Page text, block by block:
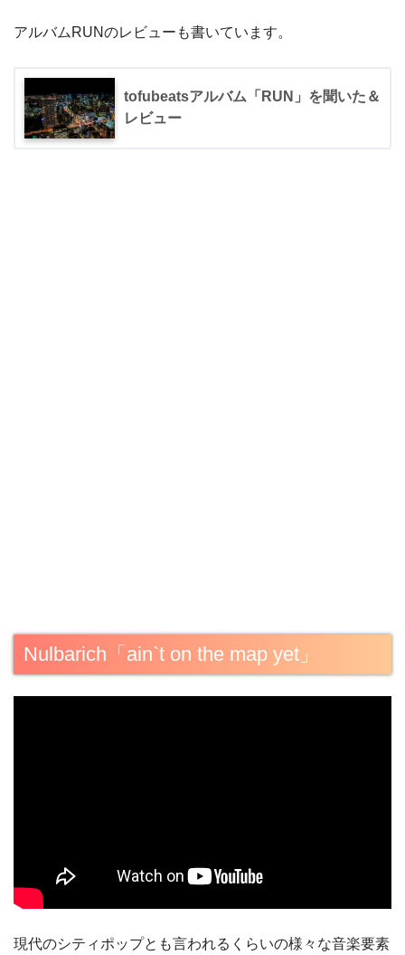
アルバムRUNのレビューも書いています。
tofubeatsアルバム「RUN」を聞いた＆
レビュー
Nulbarich「ain`t on the map yet」
現代のシティポップとも言われるくらいの様々な音楽要素